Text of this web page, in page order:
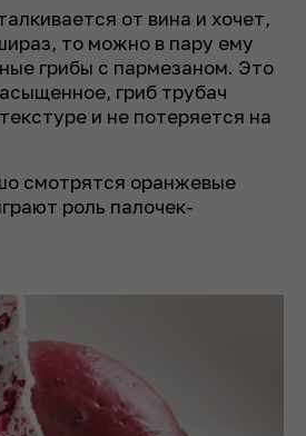
от вина и хочет,
то можно в пару ему
грибы с пармезаном. Это
гриб трубач
и не потеряется на
смотрятся оранжевые
роль палочек-